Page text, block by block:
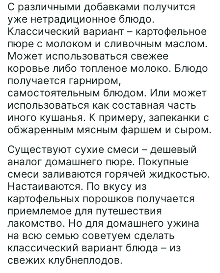
С различными добавками получится
уже нетрадиционное блюдо.
Классический вариант – картофельное
пюре с молоком и сливочным маслом.
Может использоваться свежее
коровье либо топленое молоко. Блюдо
получается гарниром,
самостоятельным блюдом. Или может
использоваться как составная часть
иного кушанья. К примеру, запеканки с
обжаренным мясным фаршем и сыром.
Существуют сухие смеси – дешевый
аналог домашнего пюре. Покупные
смеси заливаются горячей жидкостью.
Настаиваются. По вкусу из
картофельных порошков получается
приемлемое для путешествия
лакомство. Но для домашнего ужина
на всю семью советуем сделать
классический вариант блюда – из
свежих клубнеплодов.